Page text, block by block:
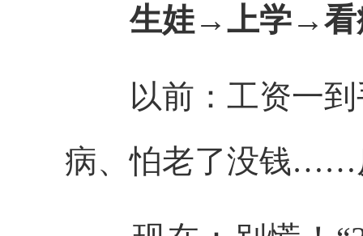
生娃→上学→看
以前：工资一到
病、怕老了没钱……